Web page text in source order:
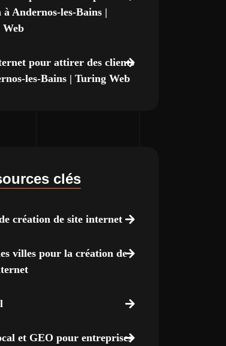
Andernos-les-Bains |
pour attirer des clients
les-Bains | Turing Web
clés
création de site internet
villes pour la création de
et GEO pour entreprises